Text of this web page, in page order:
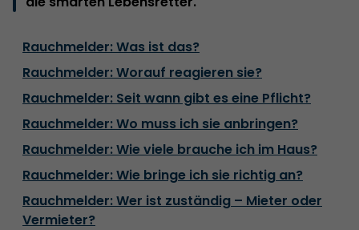
Rauchmelder: Was ist das?
Rauchmelder: Worauf reagieren sie?
Rauchmelder: Seit wann gibt es eine Pflicht?
Rauchmelder: Wo muss ich sie anbringen?
Rauchmelder: Wie viele brauche ich im Haus?
Rauchmelder: Wie bringe ich sie richtig an?
Rauchmelder: Wer ist zuständig – Mieter oder
Vermieter?